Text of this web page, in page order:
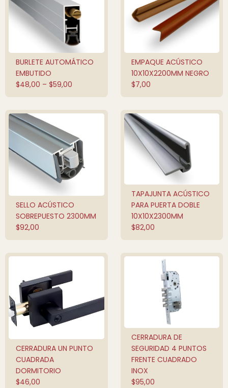
QUICK SHOP
BURLETE AUTOMÁTICO
EMBUTIDO
$48,00 – $59,00
AÑADIR AL
CARRITO
EMPAQUE ACÚSTICO
10X10X2200MM NEGRO
$7,00
AÑADIR AL
CARRITO
SELLO ACÚSTICO
SOBREPUESTO 2300MM
$92,00
AÑADIR AL
CARRITO
TAPAJUNTA ACÚSTICO
PARA PUERTA DOBLE
10X10X2300MM
$82,00
QUICK SHOP
CERRADURA UN PUNTO
CUADRADA
DORMITORIO
$46,00
AÑADIR AL
CARRITO
CERRADURA DE
SEGURIDAD 4 PUNTOS
FRENTE CUADRADO
INOX
$95,00